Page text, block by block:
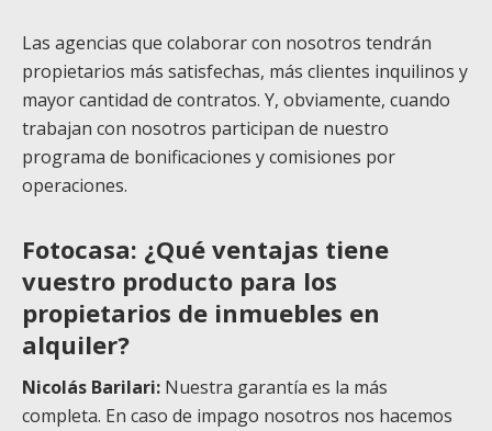
Las agencias que colaborar con nosotros tendrán
propietarios más satisfechas, más clientes inquilinos y
mayor cantidad de contratos. Y, obviamente, cuando
trabajan con nosotros participan de nuestro
programa de bonificaciones y comisiones por
operaciones.
Fotocasa: ¿Qué ventajas tiene
vuestro producto para los
propietarios de inmuebles en
alquiler?
Nicolás Barilari: Nuestra garantía es la más
completa. En caso de impago nosotros nos hacemos